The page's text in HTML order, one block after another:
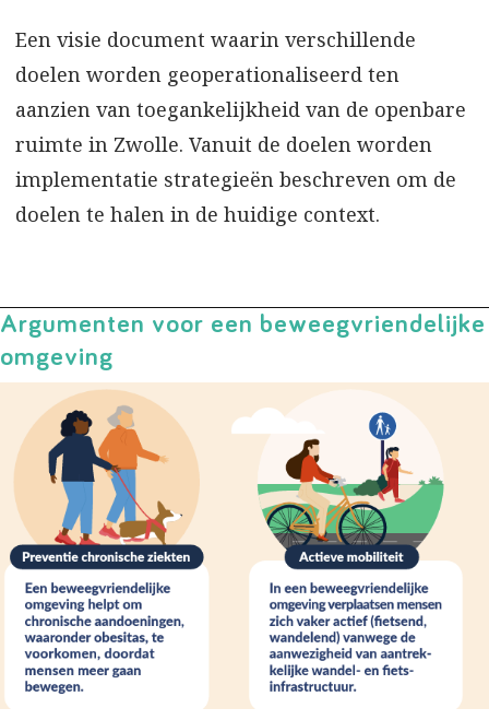
Een visie document waarin verschillende
doelen worden geoperationaliseerd ten
aanzien van toegankelijkheid van de openbare
ruimte in Zwolle. Vanuit de doelen worden
implementatie strategieën beschreven om de
doelen te halen in de huidige context.
Argumenten voor een beweegvriendelijke
omgeving